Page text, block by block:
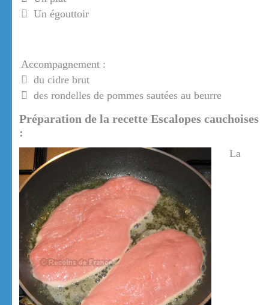
Un égouttoir
Accompagnement :
du cidre brut
des rondelles de pommes sautées au beurre
Préparation de la recette Escalopes cauchoises
:
La